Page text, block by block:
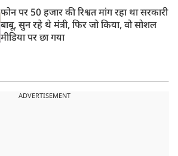
फोन पर 50 हजार की रिश्वत मांग रहा था सरकारी
बाबू, सुन रहे थे मंत्री, फिर जो किया, वो सोशल
मीडिया पर छा गया
ADVERTISEMENT